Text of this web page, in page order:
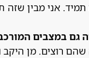
תמיד. אני מבין
גם במצבים
רוצים. מן